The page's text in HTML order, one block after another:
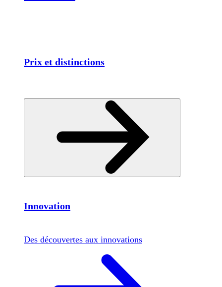
Prix et distinctions
Innovation
Des découvertes aux innovations